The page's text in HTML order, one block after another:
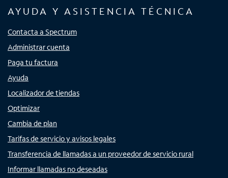
AYUDA Y ASISTENCIA TÉCNICA
Contacta a Spectrum
Administrar cuenta
Paga tu factura
Ayuda
Localizador de tiendas
Optimizar
Cambia de plan
Tarifas de servicio y avisos legales
Transferencia de llamadas a un proveedor de servicio rural
Informar llamadas no deseadas